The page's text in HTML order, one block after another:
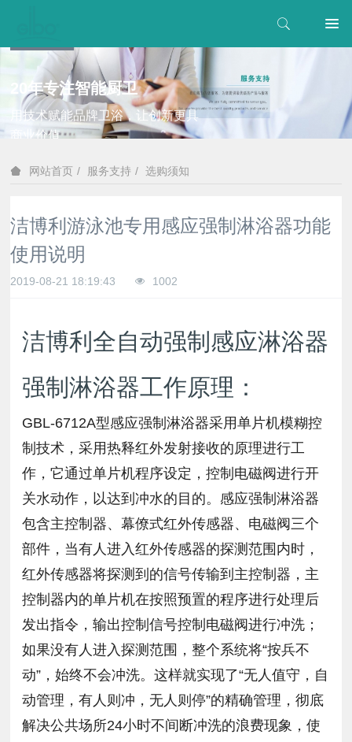
20年专注智能厨卫
用技术赋能品牌卫浴，让创新更具
商业价值
网站首页 服务支持 选购须知
洁博利游泳池专用感应强制淋浴器功能
使用说明
2019-08-21 18:19:43 1002
洁博利全自动强制感应淋浴器
强制淋浴器工作原理：
GBL-6712A型感应强制淋浴器采用单片机模糊控
制技术，采用热释红外发射接收的原理进行工
作，它通过单片机程序设定，控制电磁阀进行开
关水动作，以达到冲水的目的。感应强制淋浴器
包含主控制器、幕僚式红外传感器、电磁阀三个
部件，当有人进入红外传感器的探测范围内时，
红外传感器将探测到的信号传输到主控制器，主
控制器内的单片机在按照预置的程序进行处理后
发出指令，输出控制信号控制电磁阀进行冲洗；
如果没有人进入探测范围，整个系统将“按兵不
动”，始终不会冲洗。这样就实现了“无人值守，自
动管理，有人则冲，无人则停”的精确管理，彻底
解决公共场所24小时不间断冲洗的浪费现象，使